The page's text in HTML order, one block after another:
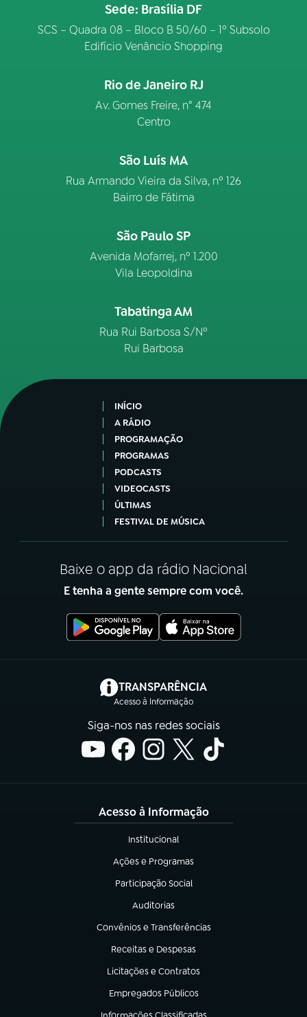
Sede: Brasília DF
SCS – Quadra 08 – Bloco B 50/60 – 1º Subsolo
Edifício Venâncio Shopping
Rio de Janeiro RJ
Av. Gomes Freire, n° 474
Centro
São Luís MA
Rua Armando Vieira da Silva, nº 126
Bairro de Fátima
São Paulo SP
Avenida Mofarrej, nº 1.200
Vila Leopoldina
Tabatinga AM
Rua Rui Barbosa S/Nº
Rui Barbosa
INÍCIO
A RÁDIO
PROGRAMAÇÃO
PROGRAMAS
PODCASTS
VIDEOCASTS
ÚLTIMAS
FESTIVAL DE MÚSICA
Baixe o app da rádio Nacional
E tenha a gente sempre com você.
TRANSPARÊNCIA
Acesso à Informação
(abre em nova aba)
Siga-nos nas redes sociais
Acesso à Informação
Institucional
(abre em nova aba)
Ações e Programas
(abre em nova aba)
Participação Social
(abre em nova aba)
Auditorias
(abre em nova aba)
Convênios e Transferências
(abre em nova aba)
Receitas e Despesas
(abre em nova aba)
Licitações e Contratos
(abre em nova aba)
Empregados Públicos
(abre em nova aba)